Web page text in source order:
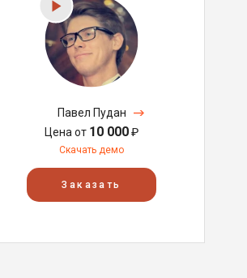
Павел Пудан
Цена от 10 000₽
Скачать демо
Заказать